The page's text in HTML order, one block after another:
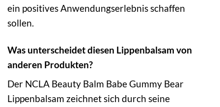
ein positives Anwendungserlebnis schaffen
sollen.
Was unterscheidet diesen Lippenbalsam von
anderen Produkten?
Der NCLA Beauty Balm Babe Gummy Bear
Lippenbalsam zeichnet sich durch seine